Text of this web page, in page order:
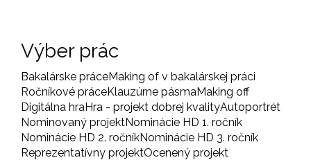
Výber prác
Bakalárske práceMaking of v bakalárskej práci
Ročníkové práceKlauzúrne pásmaMaking off
Digitálna hraHra - projekt dobrej kvalityAutoportrét
Nominovaný projektNominácie HD 1. ročník
Nominácie HD 2. ročníkNominácie HD 3. ročník
Reprezentatívny projektOcenený projekt